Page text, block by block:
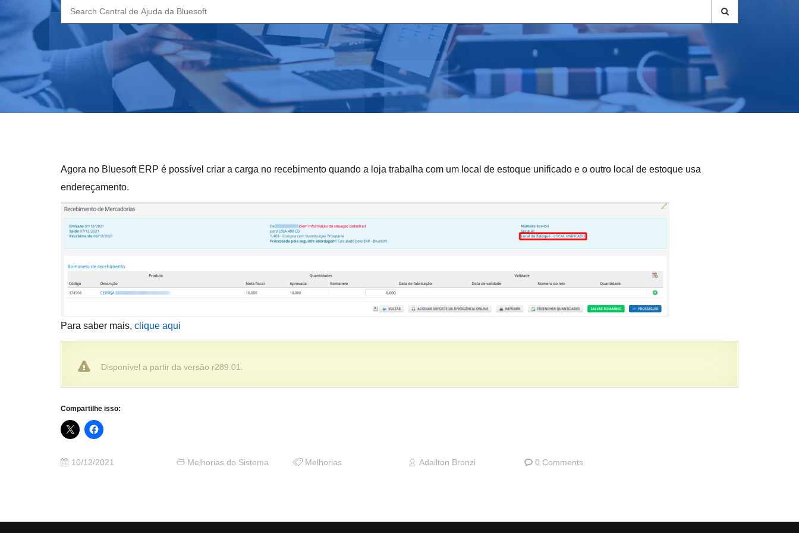
Search
for:
Agora no Bluesoft ERP é possível criar a carga no recebimento quando a loja trabalha com um local de estoque unificado e o outro local de estoque usa
endereçamento.
Para saber mais, clique aqui
Disponível a partir da versão r289.01.
Compartilhe isso:
10/12/2021 Melhorias do Sistema Melhorias Adailton Bronzi 0 Comments